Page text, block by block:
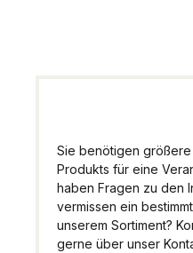
Sie benötigen
Produkts für eine
haben Fragen zu den
vermissen ein
unserem Sortiment?
gerne über unser